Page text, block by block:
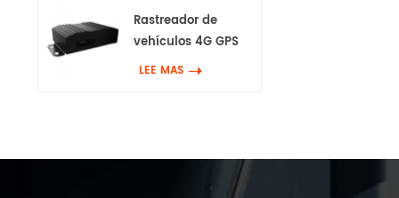
Rastreador de
vehículos 4G GPS
con Canbus & Wifi
LEE MAS